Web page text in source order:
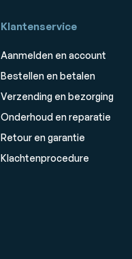
Klantenservice
Aanmelden en account
Bestellen en betalen
Verzending en bezorging
Onderhoud en reparatie
Retour en garantie
Klachtenprocedure